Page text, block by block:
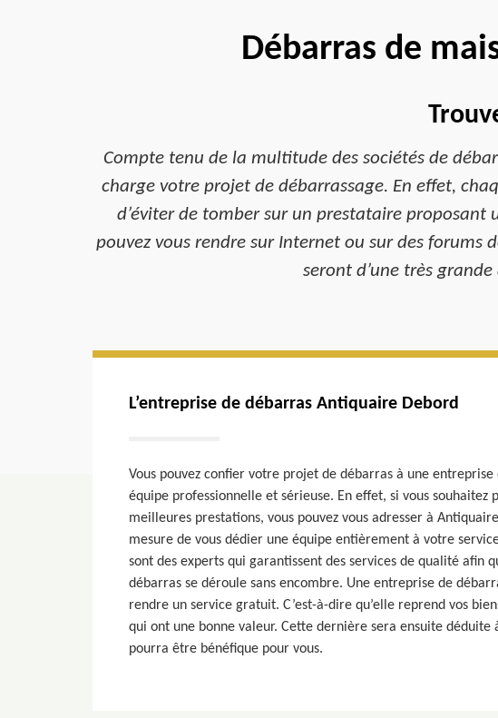
Débarras de
Compte tenu de la multitude des sociétés de
charge votre projet de débarrassage. En effet,
d’éviter de tomber sur un prestataire proposant
pouvez vous rendre sur Internet ou sur des forums
seront d’une très
L’entreprise de débarras Antiquaire Debord
Vous pouvez confier votre projet de débarras à une entreprise
équipe professionnelle et sérieuse. En effet, si vous souhaitez
meilleures prestations, vous pouvez vous adresser à
mesure de vous dédier une équipe entièrement à votre
sont des experts qui garantissent des services de qualité afin
débarras se déroule sans encombre. Une entreprise de
rendre un service gratuit. C’est-à-dire qu’elle reprend vos
qui ont une bonne valeur. Cette dernière sera ensuite déduite
pourra être bénéfique pour vous.